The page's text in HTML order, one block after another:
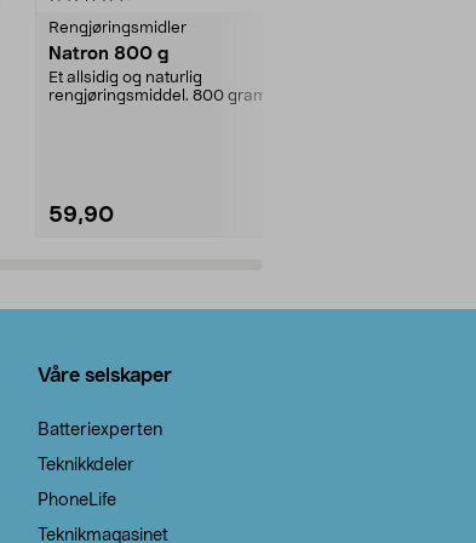
Rengjøringsmidler
Natron 800 g
Et allsidig og naturlig
rengjøringsmiddel. 800 gram
59,90
Våre selskaper
Batteriexperten
Teknikkdeler
PhoneLife
Teknikmagasinet